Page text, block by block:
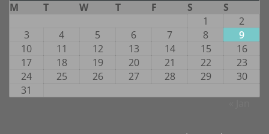
M T W T F S
S
1
2
3
4 5 6 7 8
9
10
11 12 13 14 15
16
17
18 19 20 21 22
23
24
25 26 27 28 29
30
31